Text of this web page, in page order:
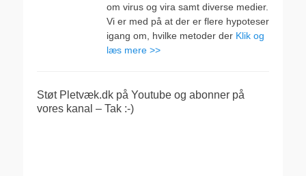
om virus og vira samt diverse medier.
Vi er med på at der er flere hypoteser
igang om, hvilke metoder der Klik og
læs mere >>
Støt Pletvæk.dk på Youtube og abonner på
vores kanal – Tak :-)